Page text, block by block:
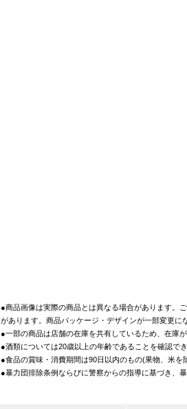
●商品画像は実際の商品とは異なる場合があります。
があります。商品パッケージ・デザインが一部変更に
●一部の商品は店舗の在庫を共有しているため、在庫
●酒類については20歳以上の年齢であることを確認で
●食品の賞味・消費期間は90日以内のもの(果物、米
●暴力団排除条例ならびに警察からの指導に基づき、